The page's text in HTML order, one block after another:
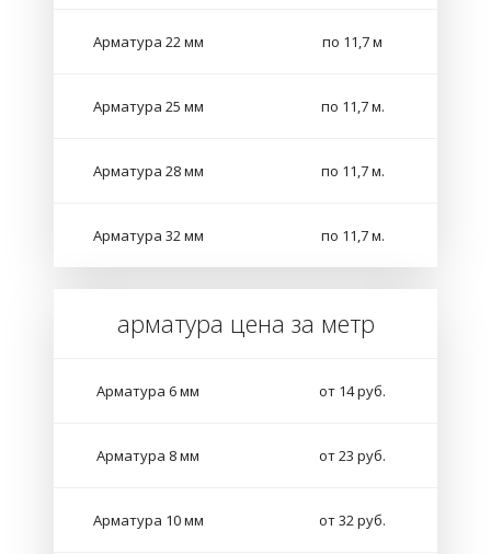
Арматура 22 мм по 11,7 м
Арматура 25 мм по 11,7 м.
Арматура 28 мм по 11,7 м.
Арматура 32 мм по 11,7 м.
арматура цена за метр
Арматура 6 мм от 14 руб.
Арматура 8 мм от 23 руб.
Арматура 10 мм от 32 руб.